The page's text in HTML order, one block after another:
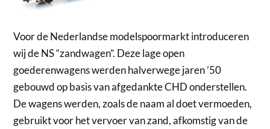
Voor de Nederlandse modelspoormarkt introduceren
wij de NS “zandwagen”. Deze lage open
goederenwagens werden halverwege jaren ’50
gebouwd op basis van afgedankte CHD onderstellen.
De wagens werden, zoals de naam al doet vermoeden,
gebruikt voor het vervoer van zand, afkomstig van de